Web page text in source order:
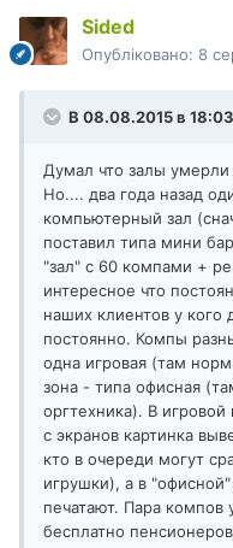
Sided
Опубліковано: 8
В 08.08.2015 в
Думал что залы умерли
Но.... два года назад
компьютерный зал
поставил типа мини
"зал" с 60 компами +
интересное что
наших клиентов у кого
постоянно. Компы
одна игровая (там
зона - типа офисная
оргтехника). В
с экранов картинка
кто в очереди могут
игрушки), а в
печатают. Пара компов
бесплатно